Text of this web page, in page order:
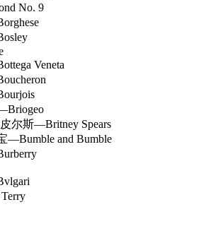
No. 9
Veneta
尔斯—Britney Spears
—Bumble and Bumble